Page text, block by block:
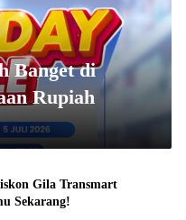
Banget di
Rupiah
Gila Transmart
Sekarang!